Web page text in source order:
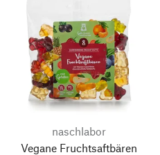
naschlabor
Vegane Fruchtsaftbären